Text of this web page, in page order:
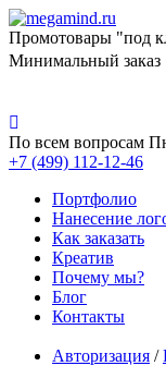
Промотовары "под
Минимальный заказ
По всем вопросам
+7 (499) 112-12-46
Портфолио
Нанесение
Как заказать
Креатив
Почему мы?
Блог
Контакты
Авторизация /